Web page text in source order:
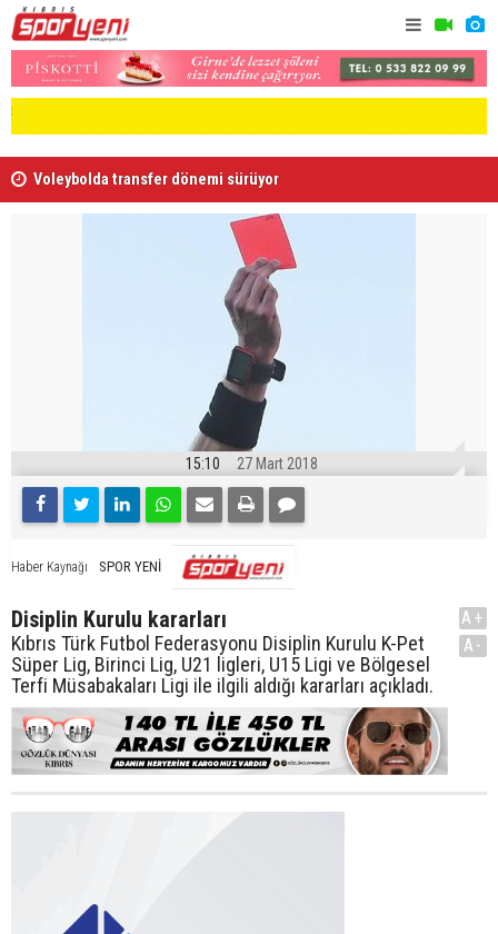
Voleybolda transfer dönemi sürüyor
15:10 27 Mart 2018
Haber Kaynağı SPOR YENİ
Disiplin Kurulu kararları
Kıbrıs Türk Futbol Federasyonu Disiplin Kurulu K-Pet
Süper Lig, Birinci Lig, U21 ligleri, U15 Ligi ve Bölgesel
Terfi Müsabakaları Ligi ile ilgili aldığı kararları açıkladı.
A+
A-